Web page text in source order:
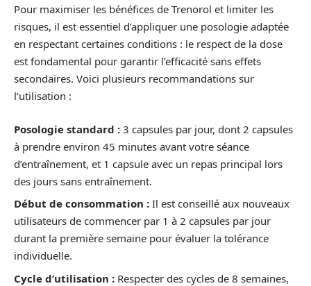
Pour maximiser les bénéfices de Trenorol et limiter les
risques, il est essentiel d’appliquer une posologie adaptée
en respectant certaines conditions : le respect de la dose
est fondamental pour garantir l’efficacité sans effets
secondaires. Voici plusieurs recommandations sur
l’utilisation :
Posologie standard : 3 capsules par jour, dont 2 capsules
à prendre environ 45 minutes avant votre séance
d’entraînement, et 1 capsule avec un repas principal lors
des jours sans entraînement.
Début de consommation : Il est conseillé aux nouveaux
utilisateurs de commencer par 1 à 2 capsules par jour
durant la première semaine pour évaluer la tolérance
individuelle.
Cycle d’utilisation : Respecter des cycles de 8 semaines,